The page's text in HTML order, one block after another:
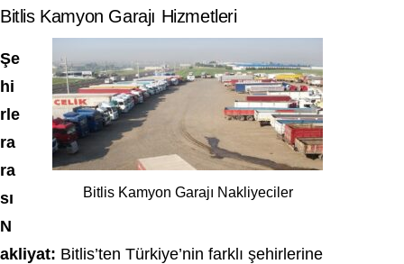
Bitlis Kamyon Garajı Hizmetleri
Bitlis Kamyon Garajı Nakliyeciler
Şe
hi
rle
ra
ra
sı
N
akliyat: Bitlis’ten Türkiye’nin farklı şehirlerine